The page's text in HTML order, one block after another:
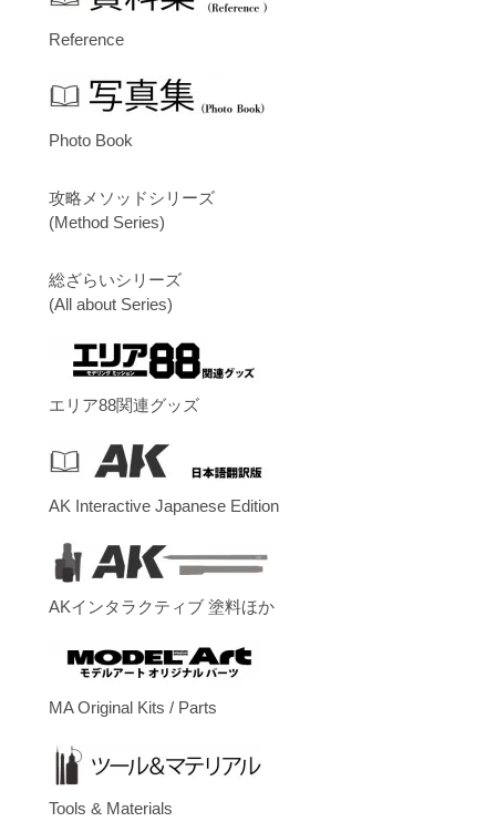
Reference
Photo Book
攻略メソッドシリーズ
(Method Series)
総ざらいシリーズ
(All about Series)
エリア88関連グッズ
AK Interactive Japanese Edition
AKインタラクティブ 塗料ほか
MA Original Kits / Parts
Tools & Materials